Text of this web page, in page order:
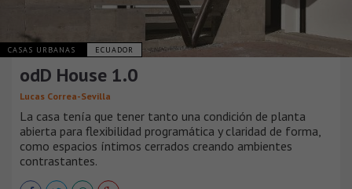
CASAS URBANAS ECUADOR
odD House 1.0
Lucas Correa-Sevilla
La casa tenía que tener tanto una condición de planta
abierta para flexibilidad programática y claridad de forma,
como espacios íntimos cerrados creando ambientes
contrastantes.